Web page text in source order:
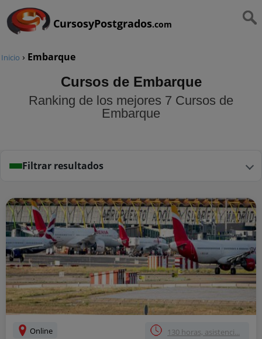
CursosyPostgrados.com
Inicio › Embarque
Cursos de Embarque
Ranking de los mejores 7 Cursos de
Embarque
Filtrar resultados
Online 130 horas, asistenci...